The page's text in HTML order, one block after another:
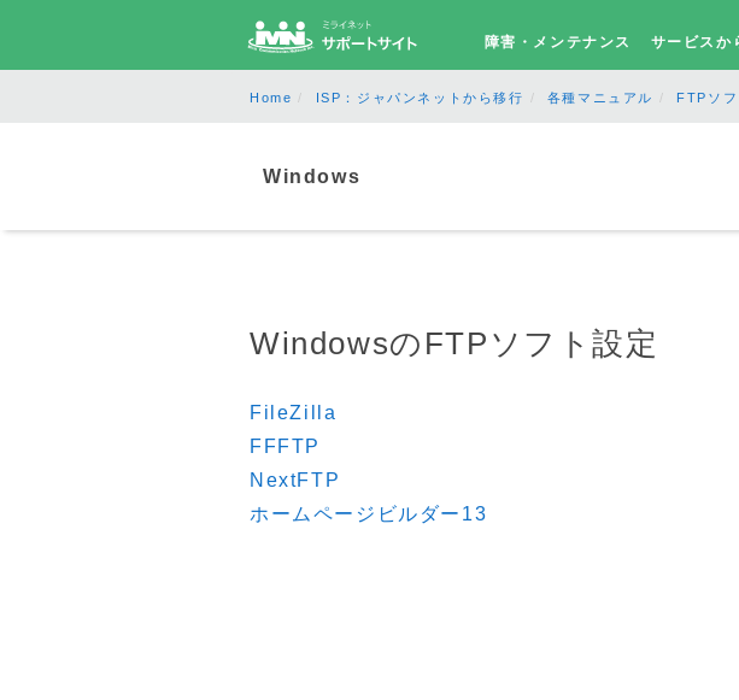
障害・メンテナンス サービスか
ご契約・各種変更
ご契約内容確認
ご契約内容の変更
Home ISP：ジャパンネットから移行 各種マニュアル FTPソフ
Windows
WindowsのFTPソフト設定
FileZilla
FFFTP
NextFTP
ホームページビルダー13